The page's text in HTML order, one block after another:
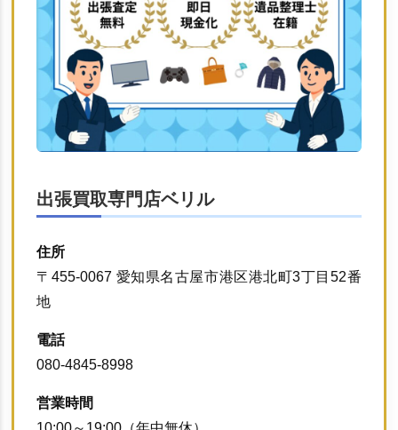
出張買取専門店ベリル
住所
〒455-0067 愛知県名古屋市港区港北町3丁目52番
地
電話
080-4845-8998
営業時間